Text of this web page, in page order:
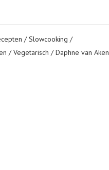
/Slowcooking /
/Vegetarisch / Daphne van Aken